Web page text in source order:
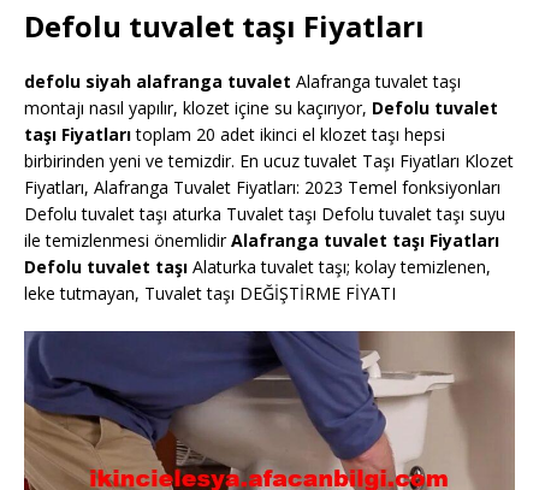
Defolu tuvalet taşı Fiyatları
defolu siyah alafranga tuvalet Alafranga tuvalet taşı
montajı nasıl yapılır, klozet içine su kaçırıyor, Defolu tuvalet
taşı Fiyatlarıtoplam 20 adet ikinci el klozet taşı hepsi
birbirinden yeni ve temizdir. En ucuz tuvalet Taşı Fiyatları Klozet
Fiyatları, Alafranga Tuvalet Fiyatları: 2023 Temel fonksiyonları
Defolu tuvalet taşı aturka Tuvalet taşı Defolu tuvalet taşı suyu
ile temizlenmesi önemlidirAlafranga tuvalet taşı Fiyatları
Defolu tuvalet taşı Alaturka tuvalet taşı; kolay temizlenen,
leke tutmayan, Tuvalet taşı DEĞİŞTİRME FİYATI